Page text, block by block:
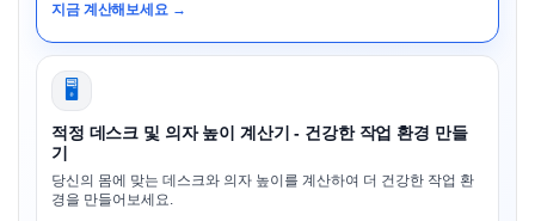
지금 계산해보세요 →
🖥️
적정 데스크 및 의자 높이 계산기 - 건강한 작업 환경 만들
기
당신의 몸에 맞는 데스크와 의자 높이를 계산하여 더 건강한 작업 환
경을 만들어보세요.